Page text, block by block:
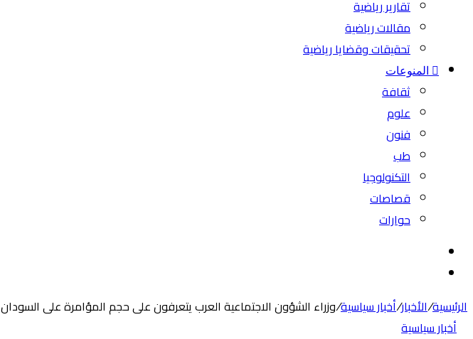
تقارير رياضية
مقالات رياضية
تحقيقات وقضايا رياضية
المنوعات
ثقافة
علوم
فنون
طب
التكنولوجيا
قصاصات
حوارات
الرئيسية/الأخبار/أخبار سياسية/وزراء الشؤون الاجتماعية العرب يتعرفون على حجم المؤامرة على السودان
أخبار سياسية